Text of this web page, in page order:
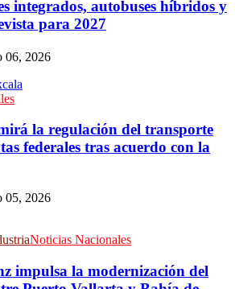
integrados, autobuses híbridos y
para 2027
06, 2026
la regulación del transporte
federales tras acuerdo con la
05, 2026
Noticias Nacionales
impulsa la modernización del